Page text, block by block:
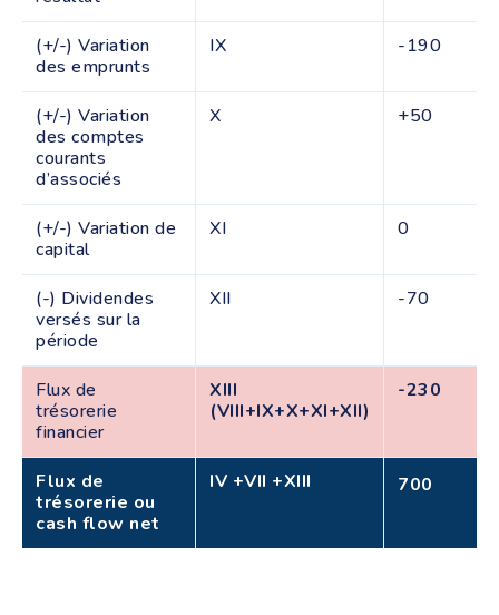
(+/-) Variation
des emprunts
IX -190
(+/-) Variation
des comptes
courants
d’associés
X +50
(+/-) Variation de
capital
XI 0
(-) Dividendes
versés sur la
période
XII -70
Flux de
trésorerie
financier
XIII
(VIII+IX+X+XI+XII)
-230
Flux de
trésorerie ou
cash flow net
IV +VII +XIII 700